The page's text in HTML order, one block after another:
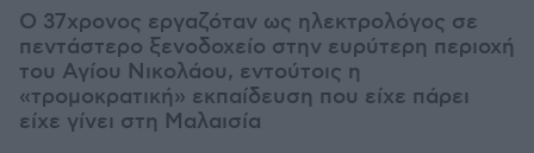
Ο 37χρονος εργαζόταν ως ηλεκτρολόγος σε
πεντάστερο ξενοδοχείο στην ευρύτερη περιοχή
του Αγίου Νικολάου, εντούτοις η
«τρομοκρατική» εκπαίδευση που είχε πάρει
είχε γίνει στη Μαλαισία